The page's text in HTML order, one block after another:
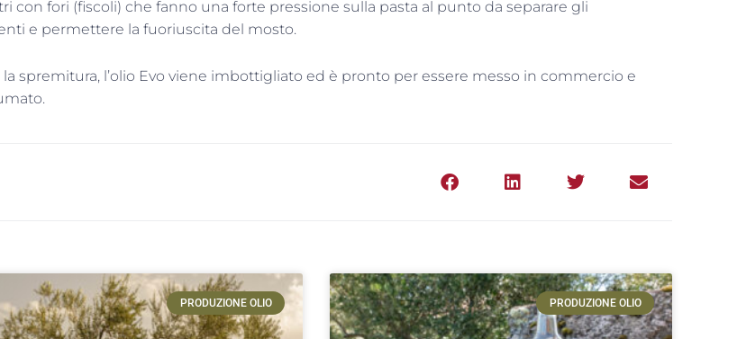
con fori (fiscoli) che fanno una forte pressione sulla pasta al punto da separare gli
e permettere la fuoriuscita del mosto.
la spremitura, l’olio Evo viene imbottigliato ed è pronto per essere messo in commercio e
PRODUZIONE OLIO PRODUZIONE OLIO